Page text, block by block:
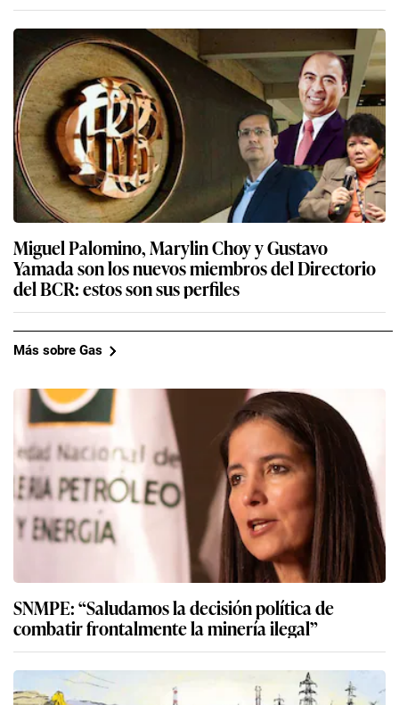
Miguel Palomino, Marylin Choy y Gustavo
Yamada son los nuevos miembros del Directorio
del BCR: estos son sus perfiles
Más sobre Gas
SNMPE: “Saludamos la decisión política de
combatir frontalmente la minería ilegal”